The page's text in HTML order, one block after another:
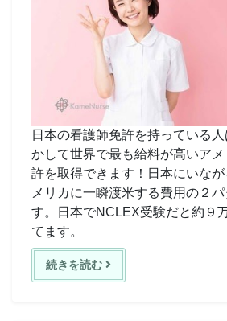
日本の看護師免許を持っている
かして世界で最も給料が高いア
許を取得できます！日本にいな
メリカに一瞬渡米する費用の２
す。日本でNCLEX受験だと約９
てます。
続きを読む